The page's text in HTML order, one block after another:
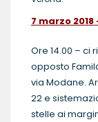
7 marzo 2018
Ore 14.00 – ci
opposto
via Modane.
22 e
stelle ai